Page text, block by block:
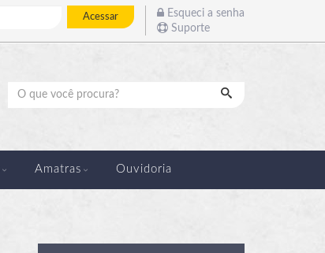
Acessar
Esqueci a senha
Suporte
Pesquisar
Amatras Ouvidoria